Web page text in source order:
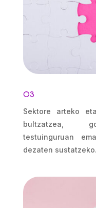
O3
Sektore arteko
bultzatzea,
testuinguruan
dezaten sustatzeko.